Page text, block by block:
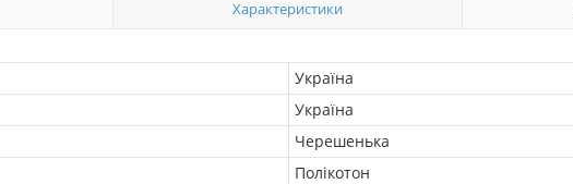
Характеристики
Україна
Україна
Черешенька
Полікотон